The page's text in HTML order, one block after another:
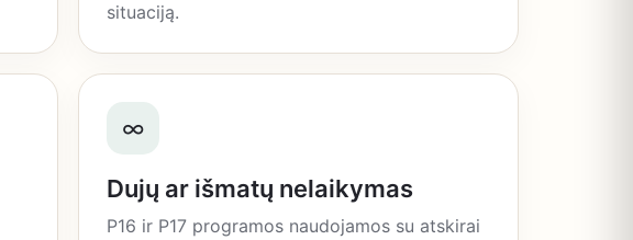
situaciją.
∞
Dujų ar išmatų nelaikymas
P16 ir P17 programos naudojamos su atskirai